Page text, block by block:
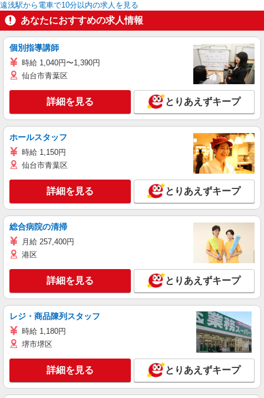
遠浅駅から電車で10分以内の求人を見る
あなたにおすすめの求人情報
個別指導講師
時給 1,040円〜1,390円
仙台市青葉区
詳細を見る とりあえずキープ
ホールスタッフ
時給 1,150円
仙台市青葉区
詳細を見る とりあえずキープ
総合病院の清掃
月給 257,400円
港区
詳細を見る とりあえずキープ
レジ・商品陳列スタッフ
時給 1,180円
堺市堺区
詳細を見る とりあえずキープ